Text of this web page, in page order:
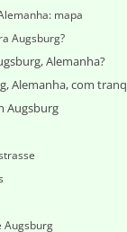
mapa
Augsburg?
Alemanha?
Alemanha, com
Augsburg
Augsburg